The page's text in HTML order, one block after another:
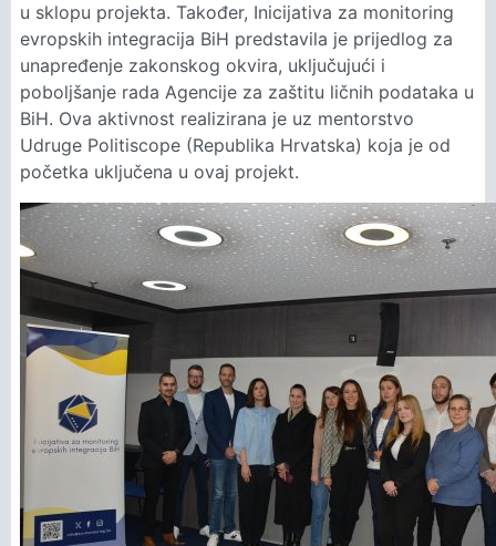
u sklopu projekta. Također, Inicijativa za monitoring
evropskih integracija BiH predstavila je prijedlog za
unapređenje zakonskog okvira, uključujući i
poboljšanje rada Agencije za zaštitu ličnih podataka u
BiH. Ova aktivnost realizirana je uz mentorstvo
Udruge Politiscope (Republika Hrvatska) koja je od
početka uključena u ovaj projekt.